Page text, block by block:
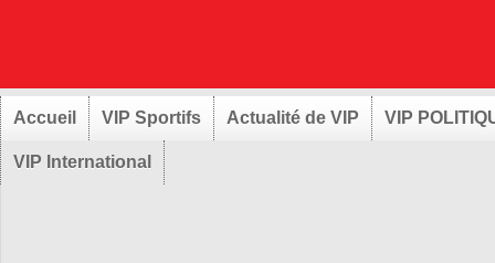
Accueil VIP Sportifs Actualité de VIP VIP
VIP International